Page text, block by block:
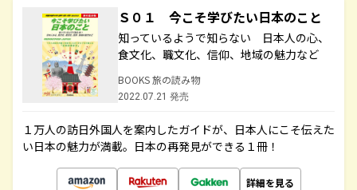
Ｓ０１ 今こそ学びたい日本のこと
知っているようで知らない 日本人の心、
食文化、職文化、信仰、地域の魅力など
BOOKS 旅の読み物
2022.07.21 発売
１万人の訪日外国人を案内したガイドが、日本人にこそ伝えた
い日本の魅力が満載。日本の再発見ができる１冊！
詳細を見る